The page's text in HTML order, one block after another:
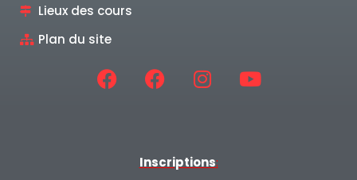
Lieux des cours
Plan du site
Inscriptions: